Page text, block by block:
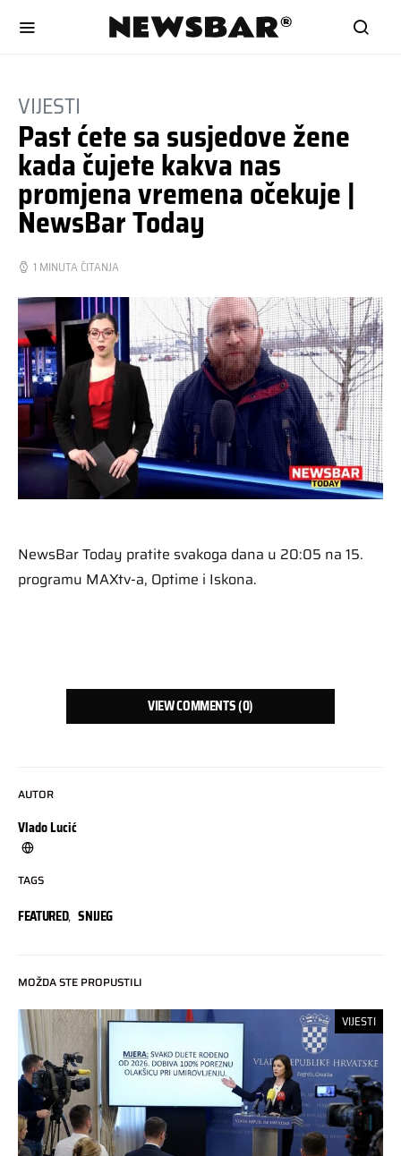
VIJESTI
Past ćete sa susjedove žene
kada čujete kakva nas
promjena vremena očekuje |
NewsBar Today
1 MINUTA ČITANJA
AUTOR
Vlado Lucić
TAGS
FEATURED, SNIJEG
NewsBar Today pratite svakoga dana u 20:05 na 15.
programu MAXtv-a, Optime i Iskona.
VIEW COMMENTS (0)
MOŽDA STE PROPUSTILI
VIJESTI